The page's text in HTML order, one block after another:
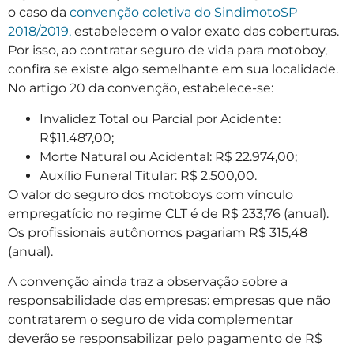
o caso da convenção coletiva do SindimotoSP
2018/2019, estabelecem o valor exato das coberturas.
Por isso, ao contratar seguro de vida para motoboy,
confira se existe algo semelhante em sua localidade.
No artigo 20 da convenção, estabelece-se:
Invalidez Total ou Parcial por Acidente:
R$11.487,00;
Morte Natural ou Acidental: R$ 22.974,00;
Auxílio Funeral Titular: R$ 2.500,00.
O valor do seguro dos motoboys com vínculo
empregatício no regime CLT é de R$ 233,76 (anual).
Os profissionais autônomos pagariam R$ 315,48
(anual).
A convenção ainda traz a observação sobre a
responsabilidade das empresas: empresas que não
contratarem o seguro de vida complementar
deverão se responsabilizar pelo pagamento de R$